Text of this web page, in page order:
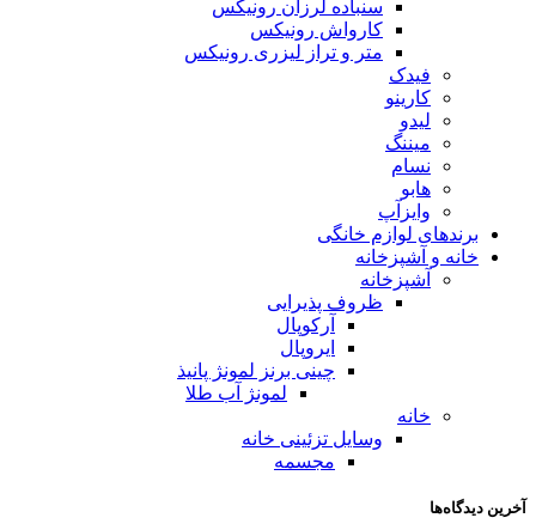
سنباده لرزان رونیکس
کارواش رونیکس
متر و تراز لیزری رونیکس
فیدک
کارینو
لیدو
میننگ
نسام
هابو
وایزآپ
برندهای لوازم خانگی
خانه و آشپزخانه
آشپزخانه
ظروف پذیرایی
آرکوپال
ایروپال
چینی برنز لمونژ پانیذ
لمونژ آب طلا
خانه
وسایل تزئینی خانه
مجسمه
آخرین دیدگاه‌ها